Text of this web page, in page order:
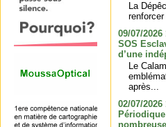
La
09/07/
SOS
d’une
Le
après...
02/07/